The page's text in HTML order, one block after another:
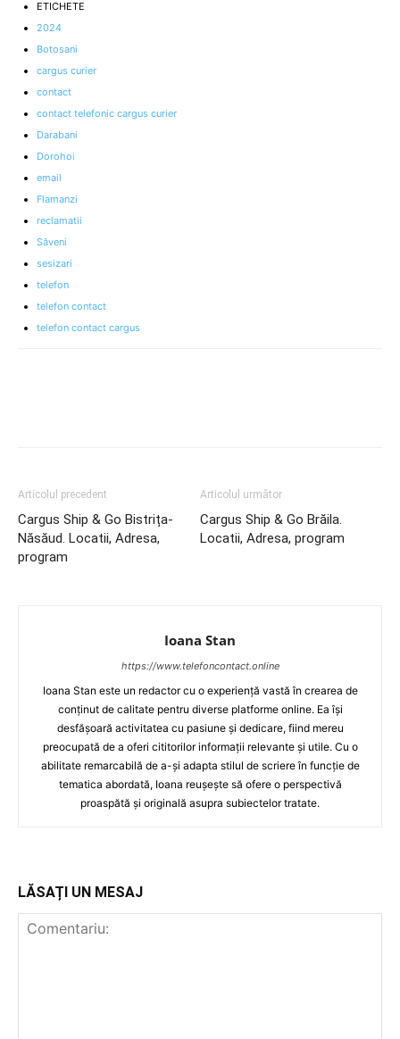
ETICHETE
2024
Botosani
cargus curier
contact
contact telefonic cargus curier
Darabani
Dorohoi
email
Flamanzi
reclamatii
Săveni
sesizari
telefon
telefon contact
telefon contact cargus
Articolul precedent
Cargus Ship & Go Bistrița-
Năsăud. Locatii, Adresa,
program
Articolul următor
Cargus Ship & Go Brăila.
Locatii, Adresa, program
Ioana Stan
https://www.telefoncontact.online
Ioana Stan este un redactor cu o experiență vastă în crearea de
conținut de calitate pentru diverse platforme online. Ea își
desfășoară activitatea cu pasiune și dedicare, fiind mereu
preocupată de a oferi cititorilor informații relevante și utile. Cu o
abilitate remarcabilă de a-și adapta stilul de scriere în funcție de
tematica abordată, Ioana reușește să ofere o perspectivă
proaspătă și originală asupra subiectelor tratate.
LĂSAȚI UN MESAJ